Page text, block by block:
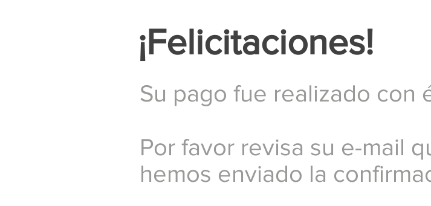
¡Felicitaciones!
Su pago fue realizado con
Por favor revisa su e-mail
hemos enviado la